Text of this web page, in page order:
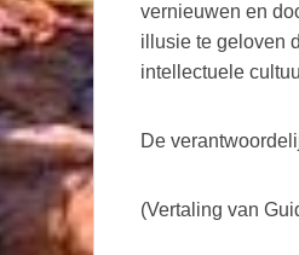
vernieuwen en
illusie te geloven
intellectuele
De
(Vertaling van